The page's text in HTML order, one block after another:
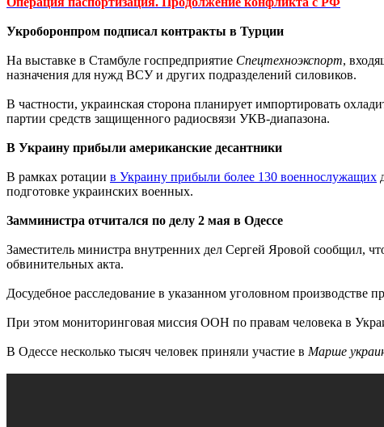
Укроборонпром подписал контракты в Турции
На выставке в Стамбуле госпредприятие Спецтехноэкспорт,
назначения для нужд ВСУ и других подразделений силовиков.
В частности, украинская сторона планирует импортировать
партии средств защищенного радиосвязи УКВ-диапазона.
В Украину прибыли американские десантники
В рамках ротации в Украину прибыли более 130 военнослужащих
подготовке украинских военных.
Замминистра отчитался по делу 2 мая в Одессе
Заместитель министра внутренних дел Сергей Яровой сообщил,
обвинительных акта.
Досудебное расследование в указанном уголовном производстве
При этом мониторинговая миссия ООН по правам человека в
В Одессе несколько тысяч человек приняли участие в Марше